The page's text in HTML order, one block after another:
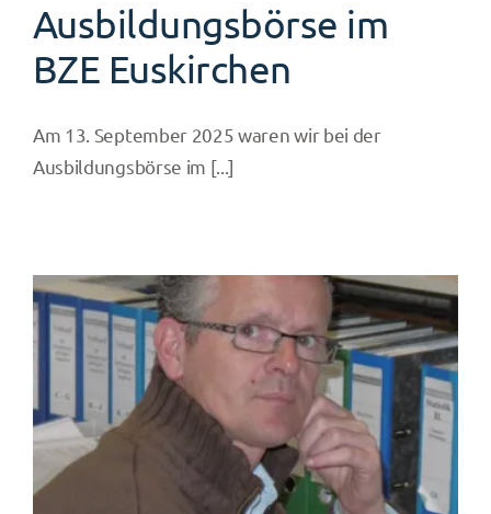
Ausbildungsbörse im
BZE Euskirchen
Am 13. September 2025 waren wir bei der
Ausbildungsbörse im [...]